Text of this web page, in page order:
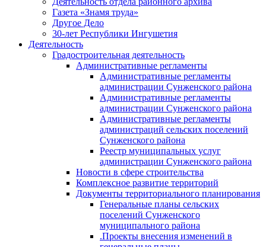
Газета «Знамя труда»
Другое Дело
30-лет Республики Ингушетия
Деятельность
Градостроительная деятельность
Административные регламенты
Административные регламенты
администрации Сунженского района
Административные регламенты
администрации Сунженского района
Административные регламенты
администраций сельских поселений
Сунженского района
Реестр муниципальных услуг
администрации Сунженского района
Новости в сфере строительства
Комплексное развитие территорий
Документы территориального планирования
Генеральные планы сельских
поселений Сунженского
муниципального района
.Проекты внесения изменений в